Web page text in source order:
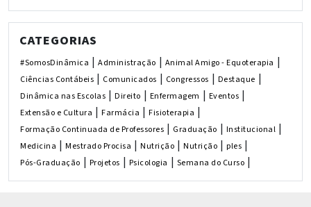
CATEGORIAS
#SomosDinâmica | Administração | Animal Amigo - Equoterapia |
Ciências Contábeis | Comunicados | Congressos | Destaque |
Dinâmica nas Escolas | Direito | Enfermagem | Eventos |
Extensão e Cultura | Farmácia | Fisioterapia |
Formação Continuada de Professores | Graduação | Institucional |
Medicina | Mestrado Procisa | Nutrição | Nutrição | ples |
Pós-Graduação | Projetos | Psicologia | Semana do Curso |